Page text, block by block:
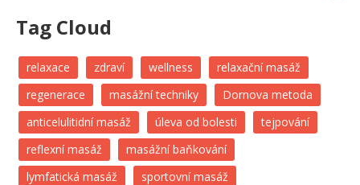
Tag Cloud
relaxace zdraví wellness
relaxační masáž
regenerace
masážní techniky
Dornova metoda
anticelulitidní masáž
úleva od bolesti
tejpování
reflexní masáž
masážní baňkování
lymfatická masáž
sportovní masáž